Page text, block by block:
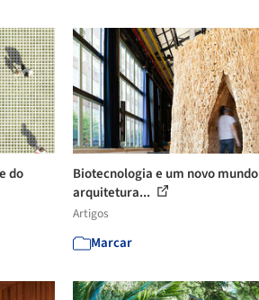
do
Biotecnologia e um novo
arquitetura...
Artigos
Marcar